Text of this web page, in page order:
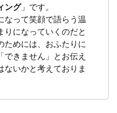
ング」です。
なって笑顔で語らう温
りになっていくのだと
ためには、おふたりに
できません」とお伝え
ないかと考えておりま